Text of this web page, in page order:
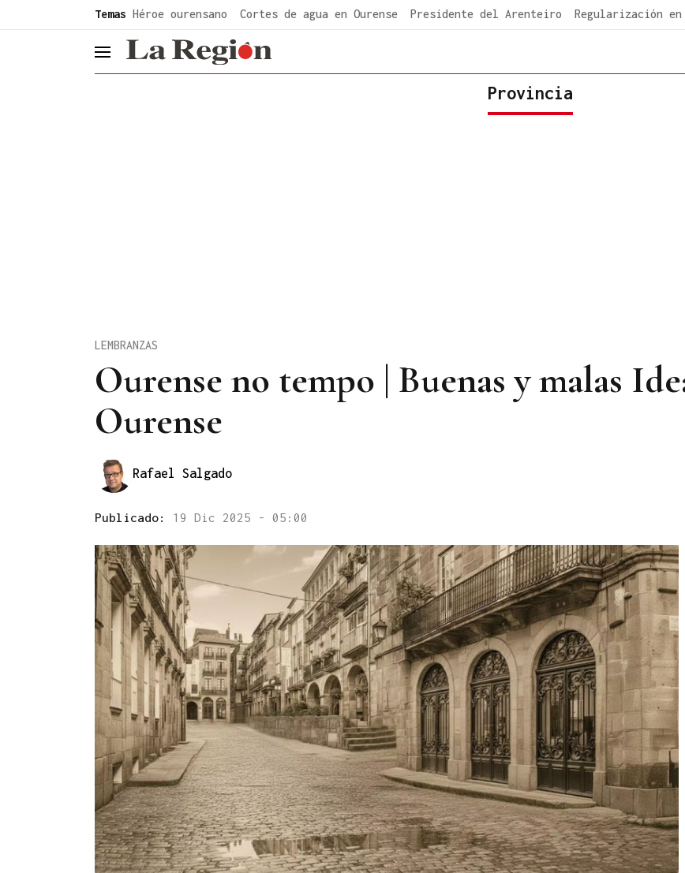
Temas Héroe ourensano Cortes de agua en Ourense Presidente del Arenteiro Regularización en
header.menu.open
Provincia
Ourense no tempo | Buenas y malas
Ourense
LEMBRANZAS
Rafael Salgado
Publicado: 19 Dic 2025 - 05:00